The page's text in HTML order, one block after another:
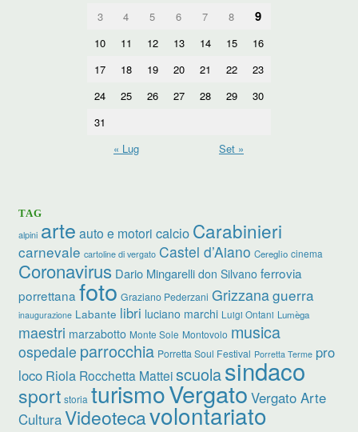
3
4 5 6 7 8 9
10 11 12 13 14 15
16
17
18 19 20 21 22
23
24
25 26 27 28 29
30
31
« Lug
Set »
TAG
alpini arte auto e motori calcio Carabinieri
carnevale cartoline di vergato Castel d’Aiano Cereglio cinema
Coronavirus Dario Mingarelli don Silvano ferrovia
porrettana foto Graziano Pederzani Grizzanaguerra
inaugurazione Labante libri luciano marchi Luigi Ontani Lumèga
maestri marzabotto Monte Sole Montovolo musica
ospedale parrocchia Porretta Soul Festival Porretta Terme pro
loco Riola Rocchetta Matteiscuolasindaco
sport storia turismoVergato Vergato Arte
CulturaVideotecavolontariato